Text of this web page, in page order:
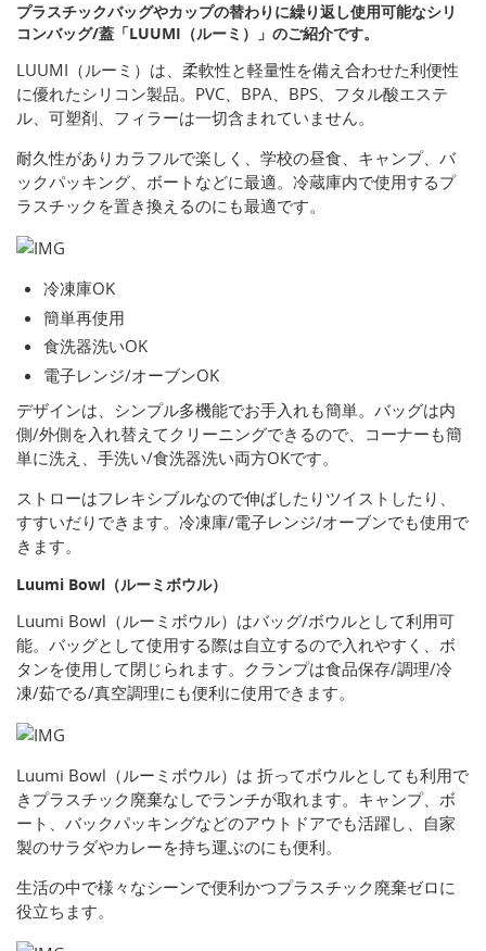
プラスチックバッグやカップの替わりに繰り返し使用可能なシリ
コンバッグ/蓋「LUUMI（ルーミ）」のご紹介です。
LUUMI（ルーミ）は、柔軟性と軽量性を備え合わせた利便性
に優れたシリコン製品。PVC、BPA、BPS、フタル酸エステ
ル、可塑剤、フィラーは一切含まれていません。
耐久性がありカラフルで楽しく、学校の昼食、キャンプ、バ
ックパッキング、ボートなどに最適。冷蔵庫内で使用するプ
ラスチックを置き換えるのにも最適です。
冷凍庫OK
簡単再使用
食洗器洗いOK
電子レンジ/オーブンOK
デザインは、シンプル多機能でお手入れも簡単。バッグは内
側/外側を入れ替えてクリーニングできるので、コーナーも簡
単に洗え、手洗い/食洗器洗い両方OKです。
ストローはフレキシブルなので伸ばしたりツイストしたり、
すすいだりできます。冷凍庫/電子レンジ/オーブンでも使用で
きます。
Luumi Bowl（ルーミボウル）
Luumi Bowl（ルーミボウル）はバッグ/ボウルとして利用可
能。バッグとして使用する際は自立するので入れやすく、ボ
タンを使用して閉じられます。クランプは食品保存/調理/冷
凍/茹でる/真空調理にも便利に使用できます。
Luumi Bowl（ルーミボウル）は 折ってボウルとしても利用で
きプラスチック廃棄なしでランチが取れます。キャンプ、ボ
ート、バックパッキングなどのアウトドアでも活躍し、自家
製のサラダやカレーを持ち運ぶのにも便利。
生活の中で様々なシーンで便利かつプラスチック廃棄ゼロに
役立ちます。